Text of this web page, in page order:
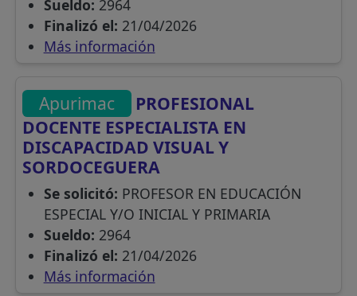
Sueldo: 2964
Finalizó el: 21/04/2026
Más información
Apurimac
PROFESIONAL
DOCENTE ESPECIALISTA EN
DISCAPACIDAD VISUAL Y
SORDOCEGUERA
Se solicitó: PROFESOR EN EDUCACIÓN
ESPECIAL Y/O INICIAL Y PRIMARIA
Sueldo: 2964
Finalizó el: 21/04/2026
Más información